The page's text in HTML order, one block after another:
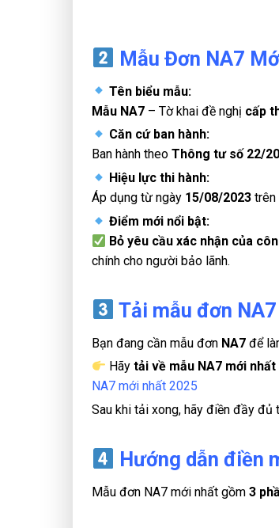
Mẫu Đơn NA7
Tên biểu mẫu:
Mẫu NA7 – Tờ khai đề nghị cấp
Căn cứ ban hành:
Ban hành theo Thông tư số 22/
Hiệu lực thi hành:
Áp dụng từ ngày 15/08/2023 trên
Điểm mới nổi bật:
Bỏ yêu cầu xác nhận của
chính cho người bảo lãnh.
Tải mẫu đơn
Bạn đang cần mẫu đơn NA7 để
Hãytải về mẫu NA7 mới nhất
NA7 mới nhất 2025
Sau khi tải xong, hãy điền đầy đủ
Hướng dẫn điền
Mẫu đơn NA7 mới nhất gồm 3